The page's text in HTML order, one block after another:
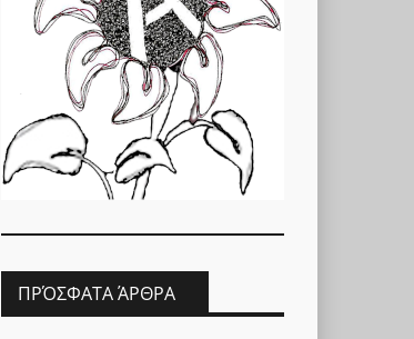
ΠΡΌΣΦΑΤΑ ΆΡΘΡΑ